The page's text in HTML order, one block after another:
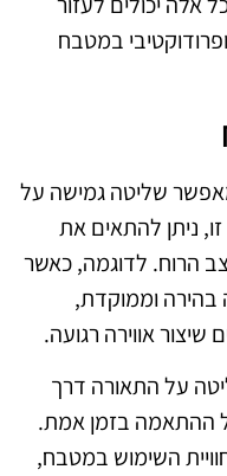
במטבח
שליטה גמישה על
ניתן להתאים את
הרוח. לדוגמה, כאשר
בהירה וממוקדת,
אווירה רגועה.
על התאורה דרך
ההתאמה בזמן אמת.
השימוש במטבח,